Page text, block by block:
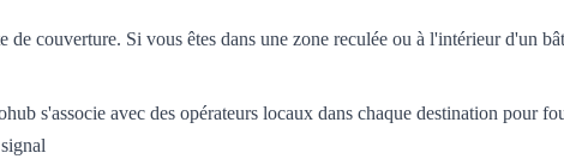
de couverture. Si vous êtes dans une zone reculée ou à l'intérieur d'un
s'associe avec des opérateurs locaux dans chaque destination pour